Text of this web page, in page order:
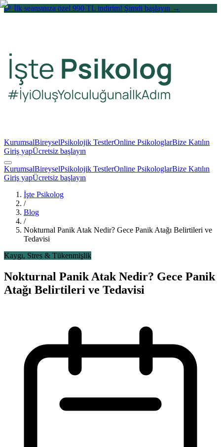
🎉 İlk seansınıza özel 990 TL indirim! Şimdi başlayın →
KurumsalBireyselPsikolojik TestlerOnline PsikologlarBize Katılın
Giriş yapÜcretsiz başlayın
KurumsalBireyselPsikolojik TestlerOnline PsikologlarBize Katılın
Giriş yapÜcretsiz başlayın
İşte Psikolog
/
Blog
/
Nokturnal Panik Atak Nedir? Gece Panik Atağı Belirtileri ve
Tedavisi
Kaygı, Stres & Tükenmişlik
Nokturnal Panik Atak Nedir? Gece Panik
Atağı Belirtileri ve Tedavisi